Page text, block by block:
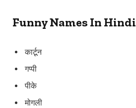
Funny Names In Hindi
कार्टून
गप्पी
पीके
मोगली